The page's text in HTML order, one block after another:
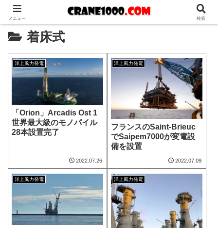
着床式
洋上風力発電
「Orion」Arcadis Ost 1
世界最大級のモノパイル
28本設置完了
2022.07.26
洋上風力発電
フランスのSaint-Brieuc
でSaipem7000が変電設
備を設置
2022.07.09
洋上風力発電 洋上風力発電
メニュー 検索